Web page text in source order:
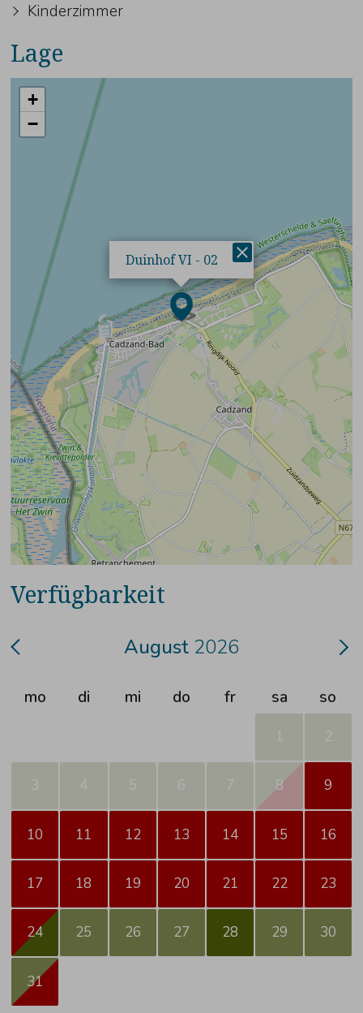
Kinderzimmer
Lage
Duinhof VI - 02
+
−
Verfügbarkeit
August 2026
mo di mi do fr sa so
1 2
3 4 5 6 7 8 9
10 11 12 13 14 15 16
17 18 19 20 21 22 23
24 25 26 27 28 29 30
31